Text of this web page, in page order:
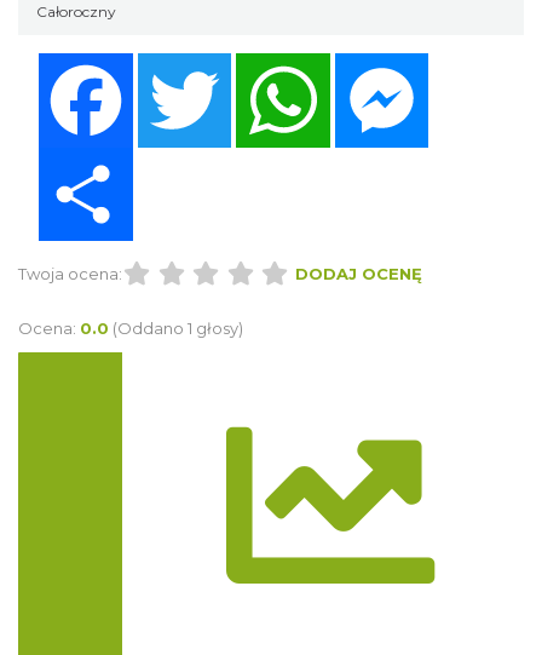
Całoroczny
Twitter WhatsApp
Twoja ocena: DODAJ OCENĘ
Ocena: 0.0 (Oddano 1 głosy)
Trasa